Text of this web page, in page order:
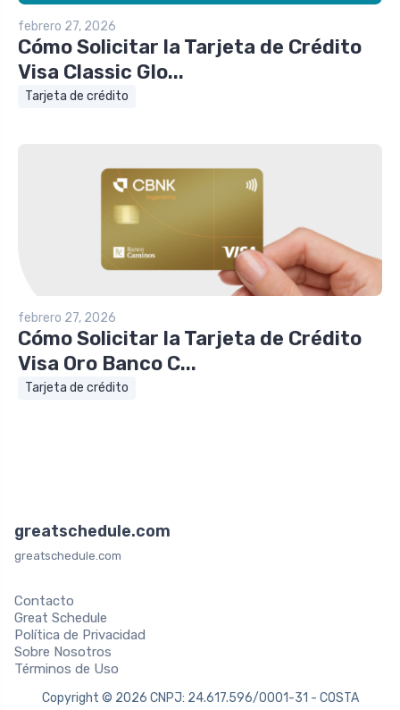
febrero 27, 2026
Cómo Solicitar la Tarjeta de Crédito
Visa Classic Glo...
Tarjeta de crédito
febrero 27, 2026
Cómo Solicitar la Tarjeta de Crédito
Visa Oro Banco C...
Tarjeta de crédito
greatschedule.com
greatschedule.com
Contacto
Great Schedule
Política de Privacidad
Sobre Nosotros
Términos de Uso
Copyright © 2026 CNPJ: 24.617.596/0001-31 - COSTA